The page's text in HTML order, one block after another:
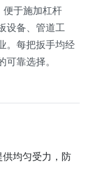
便于施加杠杆
设备、管道工
。每把扳手均经
靠选择。
均匀受力，防